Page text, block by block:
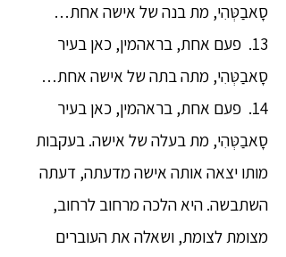
סָאבַטְּהִי, מת בנה של אישה אחת…
13. פעם אחת, בראהמין, כאן בעיר
סָאבַטְּהִי, מתה בתה של אישה אחת…
14. פעם אחת, בראהמין, כאן בעיר
סָאבַטְּהִי, מת בעלה של אישה. בעקבות
מותו יצאה אותה אישה מדעתה, דעתה
השתבשה. היא הלכה מרחוב לרחוב,
מצומת לצומת, ושאלה את העוברים